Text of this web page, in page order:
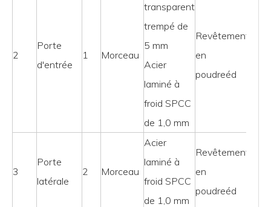
2
Porte
d'entrée
1 Morceau
transparent
trempé de
5 mm
Acier
laminé à
froid SPCC
de 1,0 mm
Revêtement
en
poudreéd
3
Porte
latérale
2 Morceau
Acier
laminé à
froid SPCC
de 1,0 mm
Revêtement
en
poudreéd